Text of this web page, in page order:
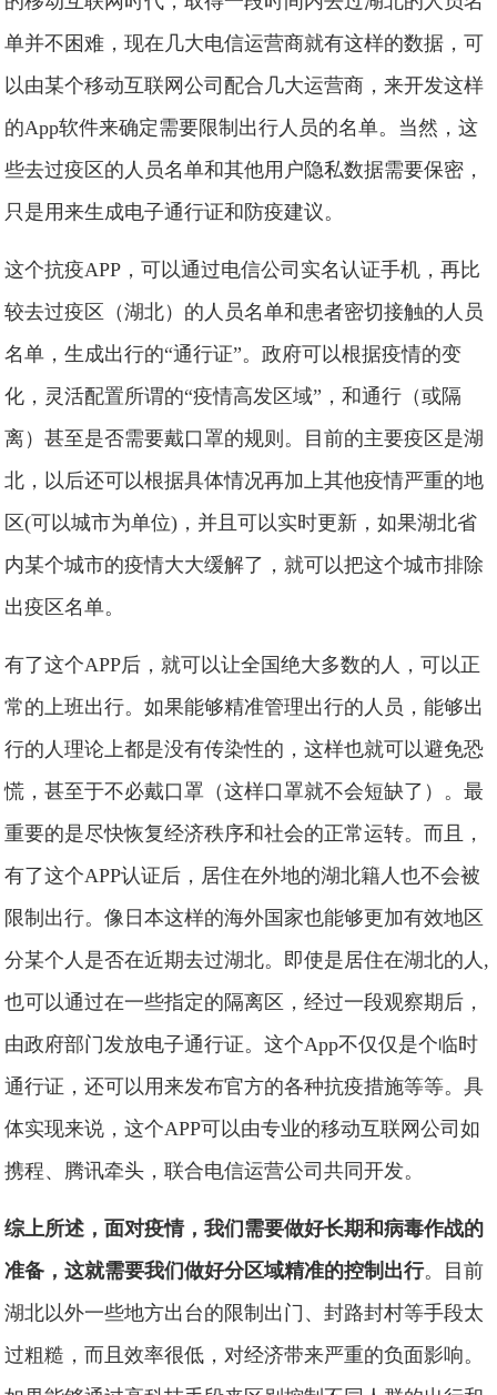
单并不困难，现在几大电信运营商就有这样的数据，可
以由某个移动互联网公司配合几大运营商，来开发这样
的App软件来确定需要限制出行人员的名单。当然，这
些去过疫区的人员名单和其他用户隐私数据需要保密，
只是用来生成电子通行证和防疫建议。
这个抗疫APP，可以通过电信公司实名认证手机，再比
较去过疫区（湖北）的人员名单和患者密切接触的人员
名单，生成出行的“通行证”。政府可以根据疫情的变
化，灵活配置所谓的“疫情高发区域”，和通行（或隔
离）甚至是否需要戴口罩的规则。目前的主要疫区是湖
北，以后还可以根据具体情况再加上其他疫情严重的地
区(可以城市为单位)，并且可以实时更新，如果湖北省
内某个城市的疫情大大缓解了，就可以把这个城市排除
出疫区名单。
有了这个APP后，就可以让全国绝大多数的人，可以正
常的上班出行。如果能够精准管理出行的人员，能够出
行的人理论上都是没有传染性的，这样也就可以避免恐
慌，甚至于不必戴口罩（这样口罩就不会短缺了）。最
重要的是尽快恢复经济秩序和社会的正常运转。而且，
有了这个APP认证后，居住在外地的湖北籍人也不会被
限制出行。像日本这样的海外国家也能够更加有效地区
分某个人是否在近期去过湖北。即使是居住在湖北的人,
也可以通过在一些指定的隔离区，经过一段观察期后，
由政府部门发放电子通行证。这个App不仅仅是个临时
通行证，还可以用来发布官方的各种抗疫措施等等。具
体实现来说，这个APP可以由专业的移动互联网公司如
携程、腾讯牵头，联合电信运营公司共同开发。
综上所述，面对疫情，我们需要做好长期和病毒作战的
准备，这就需要我们做好分区域精准的控制出行。目前
湖北以外一些地方出台的限制出门、封路封村等手段太
过粗糙，而且效率很低，对经济带来严重的负面影响。